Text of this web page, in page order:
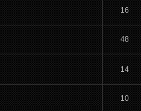
16
48
14
10